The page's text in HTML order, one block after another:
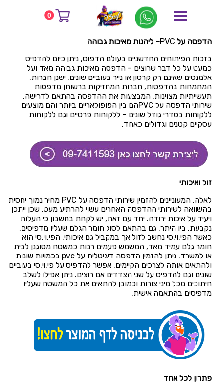
0 דף הבית בלוג הדפסה על PVC
הדפסה על PVC– ליהנות מאיכות גבוהה
בזכות הפיתוחים החדשניים בעולם הדפוס, ניתן כיום להדפיס
כמעט על כל דבר שרוצים – הדפסה מאיכות גבוהה מאד ועל
אלמנטים שאינם רק קרטון או נייר בעוביים שונים. ישנן חברות,
המתמחות בהדפסות, חברות המחזיקות ברשותן מדפסות
תעשייתיות מצוינות, המבצעות את ההדפסה בהתאם לדרישה.
שירותי הדפסה על PVC
הם בין הפופולאריים ביותר והם מוצעים
ללקוחות בסדרי גודל שונים – ללקוחות פרטיים וגם ללקוחות
עסקיים קטנים וגדולים כאחד.
זול ואיכותי
לאלה, המעוניינים להזמין שירותי הדפסה על PVC מחיר נמוך יחסית
בהשוואה לשירותי ההדפסה האחרים עשוי להרתיע מעט, שכן ייתכן
ויעיד על איכות ירודה. יחד עם זאת, יש לקחת בחשבון כי העלות
נקבעת, בין היתר, גם בהתאם לסוג חומר הגלם שעליו מדפיסים,
כאשר הפי.וי.סי נחשב לזול אך במקביל גם איכותי. הפי.וי.סי הוא
חומר גלם עמיד מאד, המשמש פעמים רבות כמשטח מסוגנן לבית
או למשרד. ניתן להזמין הדפסה דיגיטלית על pvc בכמויות שונות
ולהתאים אותה לצרכים הקיימים. אפשר להדפיס על פי.וי.סי בעוביים
שונים וגם להדפיס על שני הצדדים אם רוצים. ניתן אפילו לשלב
חיתוכים מכל מיני צורות וכמובן להתאים את כל המשטח שעליו
מדפיסים בהתאמה אישית.
פתרון לכל אחד